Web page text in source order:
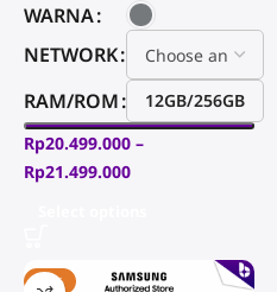
Rp20.499.000 –
Rp21.499.000
WARNA
NETWORK
RAM/ROM
12GB/256GB
-14%